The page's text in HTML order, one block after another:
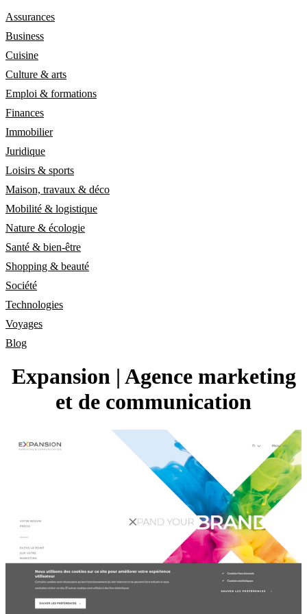
Assurances
Business
Cuisine
Culture & arts
Emploi & formations
Finances
Immobilier
Juridique
Loisirs & sports
Maison, travaux & déco
Mobilité & logistique
Nature & écologie
Santé & bien-être
Shopping & beauté
Société
Technologies
Voyages
Blog
Expansion | Agence marketing
et de com­munica­tion